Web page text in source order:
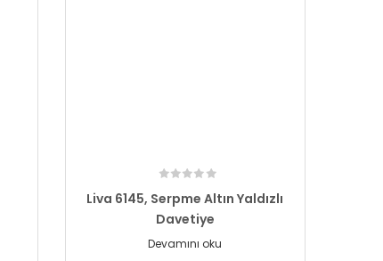
Liva 6145, Serpme Altın Yaldızlı
Davetiye
Devamını oku